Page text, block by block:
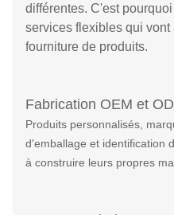
différentes. C'est
services flexibles qui
fourniture de produits.
Fabrication OEM et
Produits personnalisés,
d'emballage et identification
à construire leurs propres